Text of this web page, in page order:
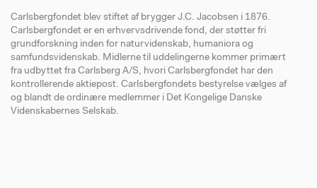
Carlsbergfondet blev stiftet af brygger J.C. Jacobsen i 1876.
Carlsbergfondet er en erhvervsdrivende fond, der støtter fri
grundforskning inden for naturvidenskab, humaniora og
samfundsvidenskab. Midlerne til uddelingerne kommer primært
fra udbyttet fra Carlsberg A/S, hvori Carlsbergfondet har den
kontrollerende aktiepost. Carlsbergfondets bestyrelse vælges af
og blandt de ordinære medlemmer i Det Kongelige Danske
Videnskabernes Selskab.